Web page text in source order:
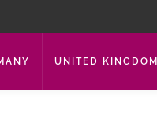
UNITED KINGDOM